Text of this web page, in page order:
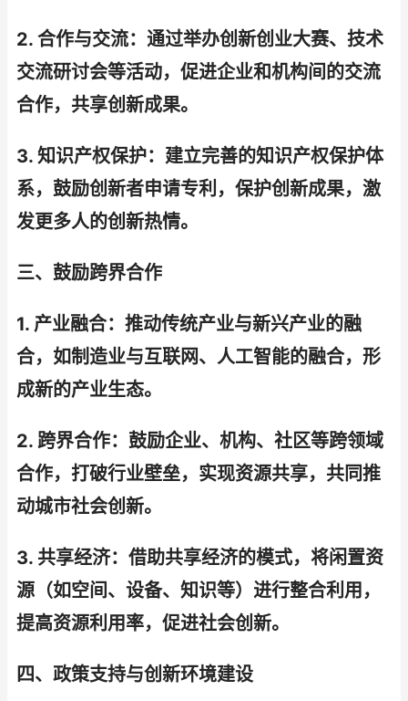
2. 合作与交流：通过举办创新创业大赛、技术
交流研讨会等活动，促进企业和机构间的交流
合作，共享创新成果。
3. 知识产权保护：建立完善的知识产权保护体
系，鼓励创新者申请专利，保护创新成果，激
发更多人的创新热情。
三、鼓励跨界合作
1. 产业融合：推动传统产业与新兴产业的融
合，如制造业与互联网、人工智能的融合，形
成新的产业生态。
2. 跨界合作：鼓励企业、机构、社区等跨领域
合作，打破行业壁垒，实现资源共享，共同推
动城市社会创新。
3. 共享经济：借助共享经济的模式，将闲置资
源（如空间、设备、知识等）进行整合利用，
提高资源利用率，促进社会创新。
四、政策支持与创新环境建设